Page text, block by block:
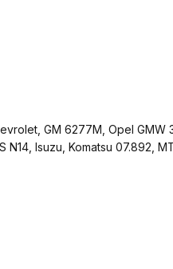
GM 6277M, Opel GMW
Isuzu, Komatsu 07.892,